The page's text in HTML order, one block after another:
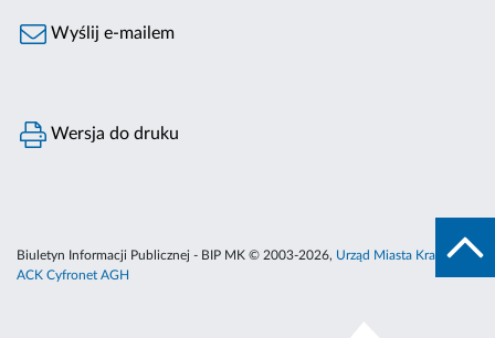
Wyślij e-mailem
Wersja do druku
Biuletyn Informacji Publicznej - BIP MK © 2003-2026, Urząd Miasta Krakowa
ACK Cyfronet AGH